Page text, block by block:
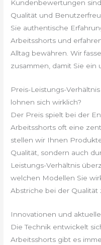
Kundenbewertungen
Qualität und
Sie authentische
Arbeitsshorts und
Alltag bewähren. Wir
zusammen, damit Sie ein
Preis-Leistungs-
lohnen sich wirklich?
Der Preis spielt bei der
Arbeitsshorts oft eine
stellen wir Ihnen
Qualität, sondern auch
Leistungs-Verhältnis
welchen Modellen Sie
Abstriche bei der Qualität
Innovationen und
Die Technik entwickelt
Arbeitsshorts gibt es